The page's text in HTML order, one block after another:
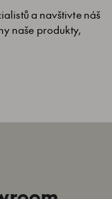
a navštivte náš
naše produkty,